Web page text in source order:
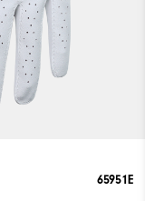
65951E